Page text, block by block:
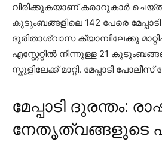
വിരിക്കുകയാണ് കരാറുകാർ
കുടുംബങ്ങളിലെ 142 പേരെ മേപ്പാടി
ദുരിതാശ്വാസ ക്യാമ്പിലേക്കു
എസ്റ്റേറ്റിൽ നിന്നുള്ള 21
സ്കൂളിലേക്ക് മാറ്റി. മേപ്പാടി
മേപ്പാടി ദുരന്തം:
നേതൃത്വങ്ങളുടെ